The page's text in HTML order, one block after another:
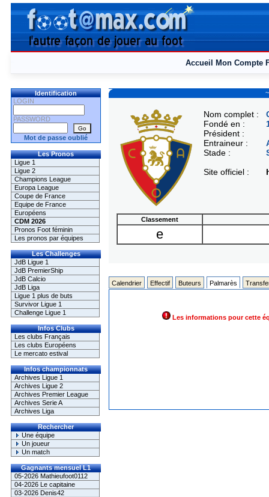
Accueil Mon Compte
Identification
LOGIN
PASSWORD
Mot de passe oublié
Les Pronos
Ligue 1
Ligue 2
Champions League
Europa League
Coupe de France
Equipe de France
Européens
CDM 2026
Pronos Foot féminin
Les pronos par équipes
Les Challenges
JdB Ligue 1
JdB PremierShip
JdB Calcio
JdB Liga
Ligue 1 plus de buts
Survivor Ligue 1
Challenge Ligue 1
Infos Clubs
Les clubs Français
Les clubs Européens
Le mercato estival
Infos championnats
Archives Ligue 1
Archives Ligue 2
Archives Premier League
Archives Serie A
Archives Liga
Rechercher
Une équipe
Un joueur
Un match
Gagnants mensuel L1
05-2026 Mathieufoot0112
04-2026 Le capitaine
03-2026 Denis42
Nom complet :
Fondé en :
Président :
Entraineur :
Stade :
Site officiel :
Classement
e
Calendrier Effectif Buteurs Palmarès
Les informations pour cette